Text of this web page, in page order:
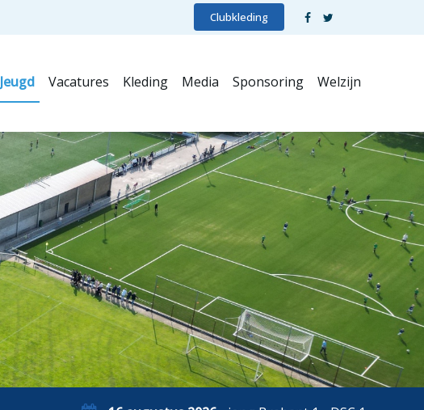
Clubkleding
Jeugd Vacatures Kleding Media Sponsoring Welzijn